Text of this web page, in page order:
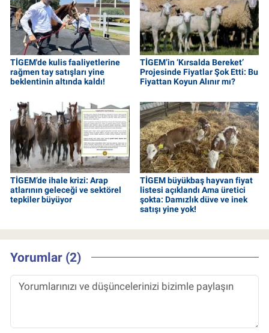
TİGEM'de kulis faaliyetlerine
rağmen tay satışları yine
beklentinin altında kaldı!
TİGEM’in ‘Kırsalda Bereket’
Projesinde Fiyatlar Şok Etti: Bu
Fiyattan Koyun Alınır mı?
TİGEM’de ihale krizi: Arap
atlarının geleceği ve sektörel
tepkiler büyüyor
TİGEM büyükbaş hayvan fiyat
listesi açıklandı Ama üretici
şokta: Damızlık düve ve inek
satışı yine yok!
Yorumlar (2)